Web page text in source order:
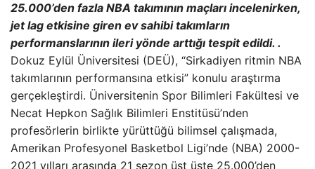
25.000’den fazla NBA takımının maçları incelenirken,
jet lag etkisine giren ev sahibi takımların
performanslarının ileri yönde arttığı tespit edildi. .
Dokuz Eylül Üniversitesi (DEÜ), “Sirkadiyen ritmin NBA
takımlarının performansına etkisi” konulu araştırma
gerçekleştirdi. Üniversitenin Spor Bilimleri Fakültesi ve
Necat Hepkon Sağlık Bilimleri Enstitüsü’nden
profesörlerin birlikte yürüttüğü bilimsel çalışmada,
Amerikan Profesyonel Basketbol Ligi’nde (NBA) 2000-
2021 yılları arasında 21 sezon üst üste 25.000’den